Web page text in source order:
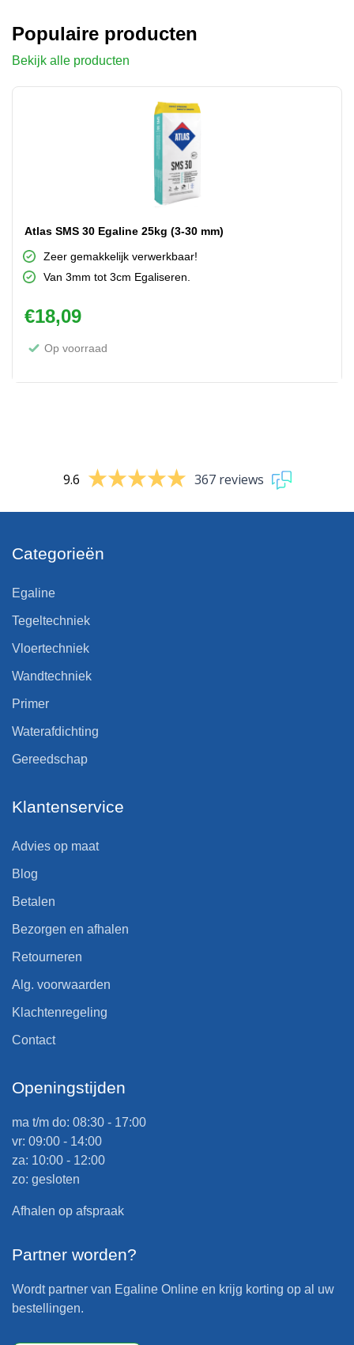
Populaire producten
Bekijk alle producten
Atlas SMS 30 Egaline 25kg (3-30 mm)
Zeer gemakkelijk verwerkbaar!
Van 3mm tot 3cm Egaliseren.
€18,09
Op voorraad
9.6 367 reviews
Categorieën
Egaline
Tegeltechniek
Vloertechniek
Wandtechniek
Primer
Waterafdichting
Gereedschap
Klantenservice
Advies op maat
Blog
Betalen
Bezorgen en afhalen
Retourneren
Alg. voorwaarden
Klachtenregeling
Contact
Openingstijden
ma t/m do: 08:30 - 17:00
vr: 09:00 - 14:00
za: 10:00 - 12:00
zo: gesloten
Afhalen op afspraak
Partner worden?
Wordt partner van Egaline Online en krijg korting op al uw
bestellingen.